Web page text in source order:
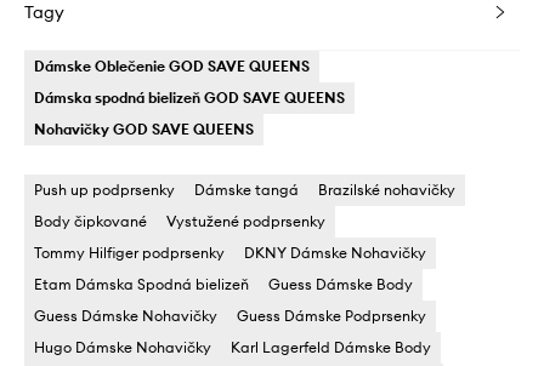
Tagy
Dámske Oblečenie GOD SAVE QUEENS
Dámska spodná bielizeň GOD SAVE QUEENS
Nohavičky GOD SAVE QUEENS
Push up podprsenky Dámske tangá
Brazilské nohavičky
Body čipkované
Vystužené podprsenky
Tommy Hilfiger podprsenky
DKNY Dámske Nohavičky
Etam Dámska Spodná bielizeň
Guess Dámske Body
Guess Dámske Nohavičky
Guess Dámske Podprsenky
Hugo Dámske Nohavičky
Karl Lagerfeld Dámske Body